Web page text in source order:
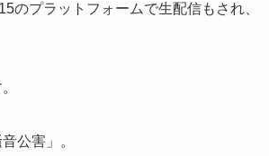
のプラットフォームで生配信もされ、
公害」。